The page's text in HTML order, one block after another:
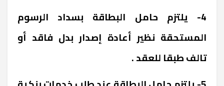
4- يلتزم حامل البطاقة بسداد الرسوم
المستحقة نظير أعادة إصدار بدل فاقد أو
تالف طبقا للعقد .